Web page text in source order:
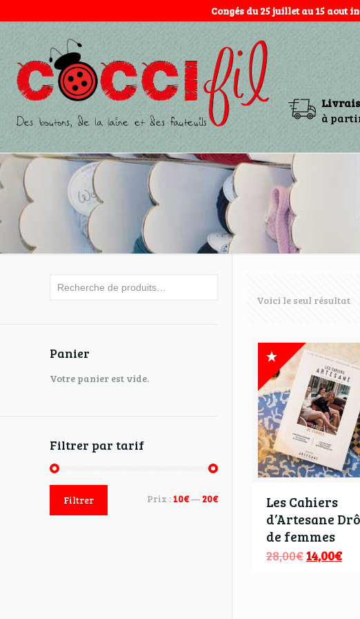
Congés du 25 juillet au 15 aout
à
Voici le seul résultat
Les Cahiers
d’Artesane
de femmes
28,00€14,00€
Panier
Votre panier est vide.
Filtrer par tarif
Filtrer Prix :10€— 20€